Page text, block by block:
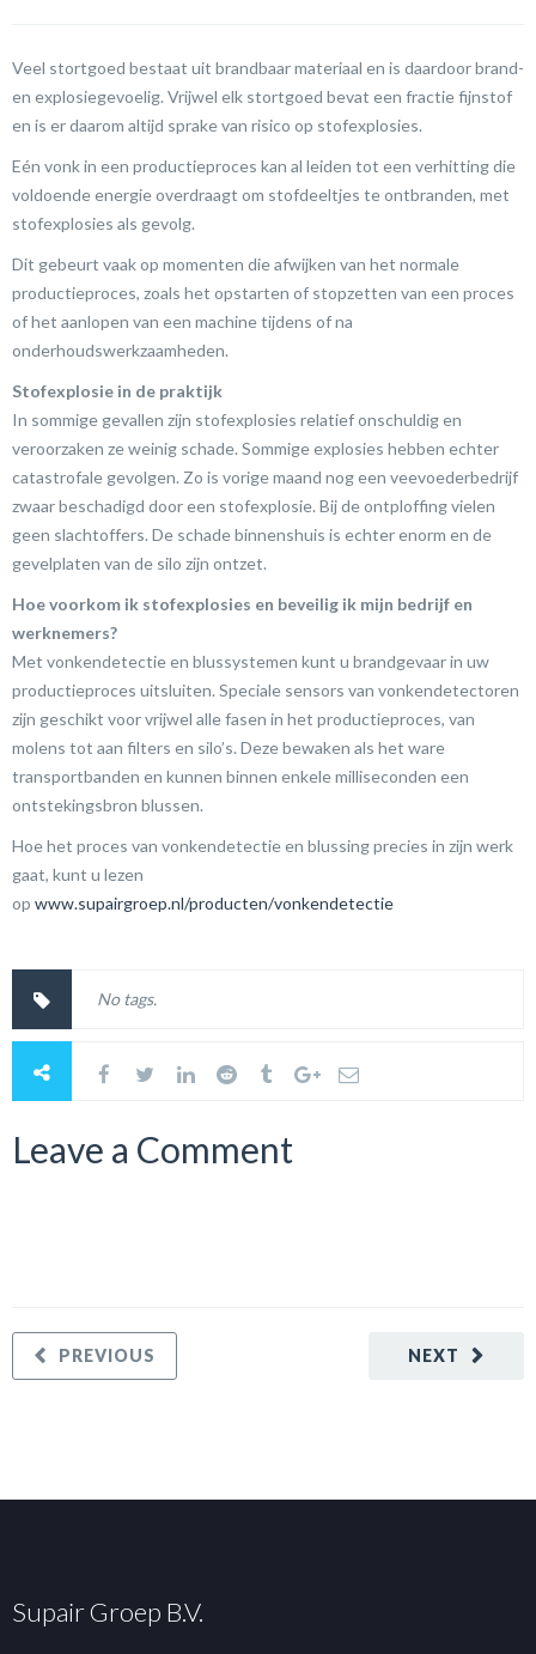
Veel stortgoed bestaat uit brandbaar materiaal en is daardoor brand-
en explosiegevoelig. Vrijwel elk stortgoed bevat een fractie fijnstof
en is er daarom altijd sprake van risico op stofexplosies.
Eén vonk in een productieproces kan al leiden tot een verhitting die
voldoende energie overdraagt om stofdeeltjes te ontbranden, met
stofexplosies als gevolg.
Dit gebeurt vaak op momenten die afwijken van het normale
productieproces, zoals het opstarten of stopzetten van een proces
of het aanlopen van een machine tijdens of na
onderhoudswerkzaamheden.
Stofexplosie in de praktijk
In sommige gevallen zijn stofexplosies relatief onschuldig en
veroorzaken ze weinig schade. Sommige explosies hebben echter
catastrofale gevolgen. Zo is vorige maand nog een veevoederbedrijf
zwaar beschadigd door een stofexplosie. Bij de ontploffing vielen
geen slachtoffers. De schade binnenshuis is echter enorm en de
gevelplaten van de silo zijn ontzet.
Hoe voorkom ik stofexplosies en beveilig ik mijn bedrijf en
werknemers?
Met vonkendetectie en blussystemen kunt u brandgevaar in uw
productieproces uitsluiten. Speciale sensors van vonkendetectoren
zijn geschikt voor vrijwel alle fasen in het productieproces, van
molens tot aan filters en silo’s. Deze bewaken als het ware
transportbanden en kunnen binnen enkele milliseconden een
ontstekingsbron blussen.
Hoe het proces van vonkendetectie en blussing precies in zijn werk
gaat, kunt u lezen
op www.supairgroep.nl/producten/vonkendetectie
No tags.
Leave a Comment
NEXT
PREVIOUS
Supair Groep B.V.